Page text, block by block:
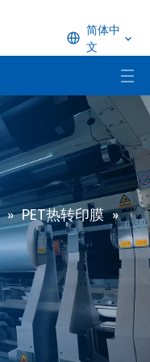
简体中
文
» PET热转印膜 »